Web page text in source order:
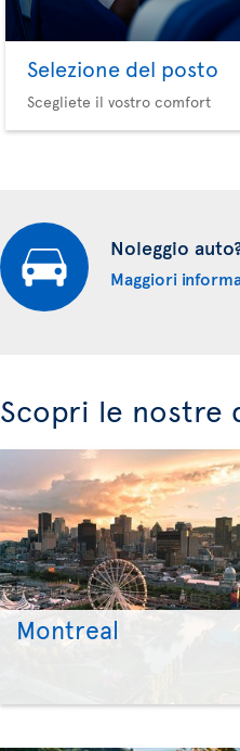
Selezione del posto
Scegliete il vostro comfort
Noleggio
Maggiori
Scopri le nostre
Montreal